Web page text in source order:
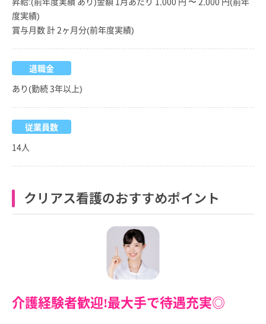
度実績)
賞与月数 計 2ヶ月分(前年度実績)
退職金
あり(勤続 3年以上)
従業員数
14人
クリアス看護のおすすめポイント
介護経験者歓迎!最大手で待遇充実◎